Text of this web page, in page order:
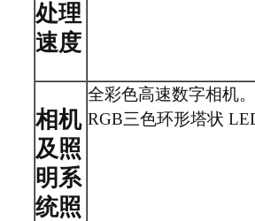
处理
速度
相机
及照
明系
统照
全彩色高速数字相机
RGB三色环形塔状